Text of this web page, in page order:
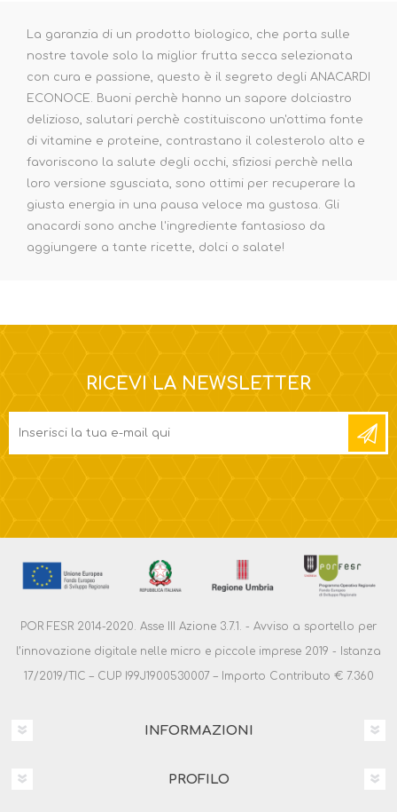
La garanzia di un prodotto biologico, che porta sulle
nostre tavole solo la miglior frutta secca selezionata
con cura e passione, questo è il segreto degli ANACARDI
ECONOCE. Buoni perchè hanno un sapore dolciastro
delizioso, salutari perchè costituiscono un'ottima fonte
di vitamine e proteine, contrastano il colesterolo alto e
favoriscono la salute degli occhi, sfiziosi perchè nella
loro versione sgusciata, sono ottimi per recuperare la
giusta energia in una pausa veloce ma gustosa. Gli
anacardi sono anche l'ingrediente fantasioso da
aggiungere a tante ricette, dolci o salate!
RICEVI LA NEWSLETTER
POR FESR 2014-2020. Asse III Azione 3.7.1. - Avviso a sportello per
l’innovazione digitale nelle micro e piccole imprese 2019 - Istanza
17/2019/TIC – CUP I99J1900530007 – Importo Contributo € 7.360
INFORMAZIONI
PROFILO